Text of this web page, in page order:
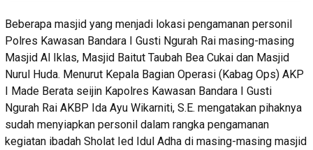
Beberapa masjid yang menjadi lokasi pengamanan personil
Polres Kawasan Bandara I Gusti Ngurah Rai masing-masing
Masjid Al Iklas, Masjid Baitut Taubah Bea Cukai dan Masjid
Nurul Huda. Menurut Kepala Bagian Operasi (Kabag Ops) AKP
I Made Berata seijin Kapolres Kawasan Bandara I Gusti
Ngurah Rai AKBP Ida Ayu Wikarniti, S.E. mengatakan pihaknya
sudah menyiapkan personil dalam rangka pengamanan
kegiatan ibadah Sholat Ied Idul Adha di masing-masing masjid